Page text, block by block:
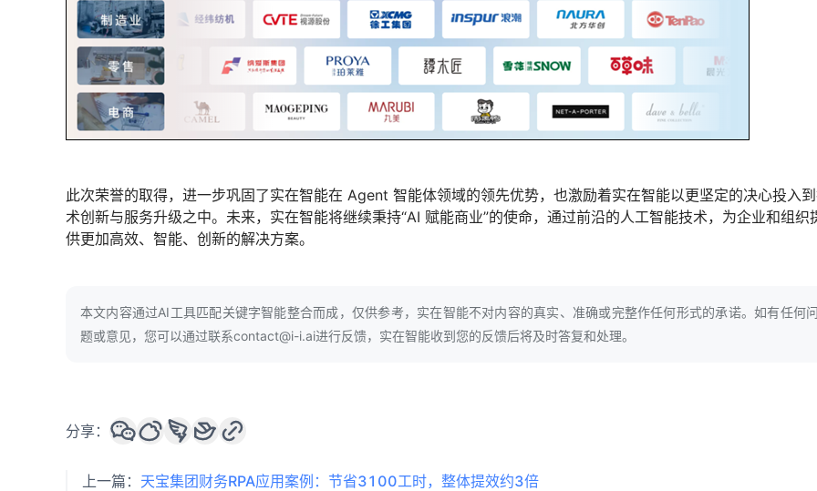
此次荣誉的取得，进一步巩固了实在智能在 Agent 智能体领域的领先优势，也激励着实在智能以更坚定的决心投入
术创新与服务升级之中。未来，实在智能将继续秉持“AI 赋能商业”的使命，通过前沿的人工智能技术，为企业和组织
供更加高效、智能、创新的解决方案。
本文内容通过AI工具匹配关键字智能整合而成，仅供参考，实在智能不对内容的真实、准确或完整作任何形式的承诺。如有任何
题或意见，您可以通过联系contact@i-i.ai进行反馈，实在智能收到您的反馈后将及时答复和处理。
分享：
上一篇： 天宝集团财务RPA应用案例：节省3100工时，整体提效约3倍